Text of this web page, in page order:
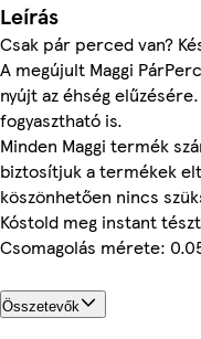
Leírás
Csak pár perced van?
A megújult Maggi
nyújt az éhség
fogyasztható is.
Minden Maggi termék
biztosítjuk a termékek
köszönhetően nincs
Kóstold meg instant
Csomagolás mérete:
Összetevők